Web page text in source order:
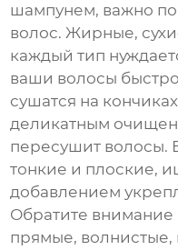
шампунем, важно
волос. Жирные,
каждый тип
ваши волосы
сушатся на
деликатным
пересушит волосы.
тонкие и плоские,
добавлением
Обратите внимание
прямые, волнистые,